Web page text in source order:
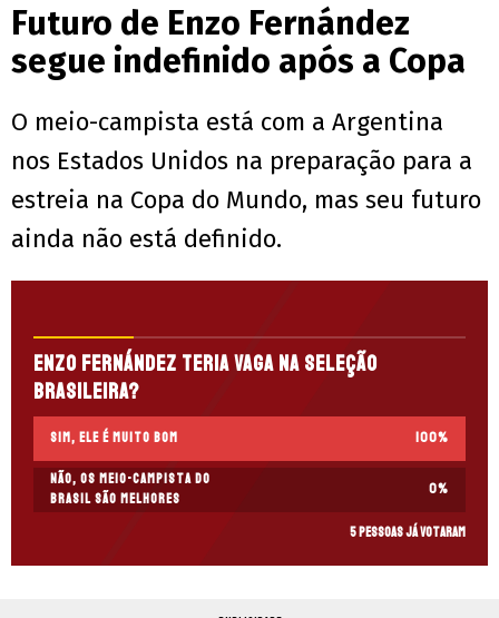
Futuro de Enzo Fernández
segue indefinido após a Copa
O meio-campista está com a Argentina
nos Estados Unidos na preparação para a
estreia na Copa do Mundo, mas seu futuro
ainda não está definido.
Enzo Fernández teria vaga na Seleção
Brasileira?
Sim, ele é muito bom 100%
Não, os meio-campista do
Brasil são melhores
0%
5 pessoas já votaram